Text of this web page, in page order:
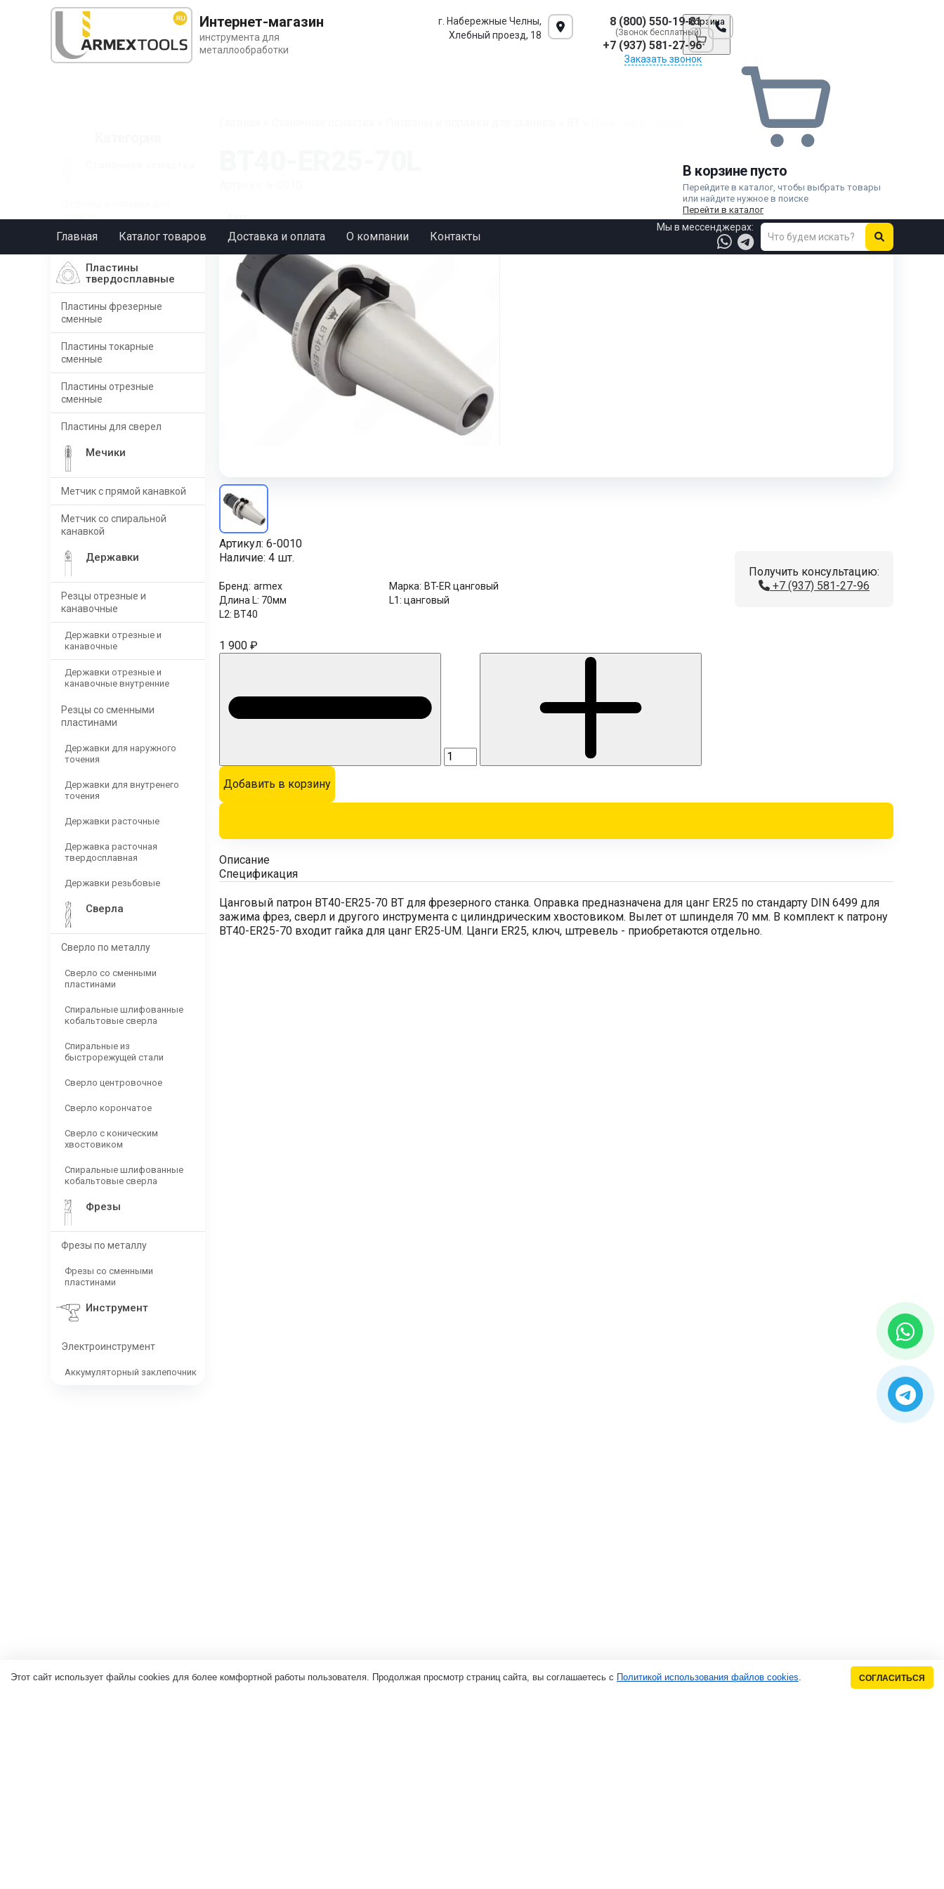
Интернет-магазин
инструмента для
металлообработки
г. Набережные Челны,
Хлебный проезд, 18
8 (800) 550-19-81
(Звонок бесплатный)
+7 (937) 581-27-96
Заказать звонок
Корзина
В корзине пусто
Перейдите в каталог, чтобы выбрать товары
или найдите нужное в поиске
Перейти в каталог
Главная Каталог товаров Доставка и оплата О компании Контакты
Мы в мессенджерах:
BT
Пластины
твердосплавные
Пластины фрезерные
сменные
Пластины токарные
сменные
Пластины отрезные
сменные
Пластины для сверел
Мечики
Метчик с прямой канавкой
Метчик со спиральной
канавкой
Державки
Резцы отрезные и
канавочные
Державки отрезные и
канавочные
Державки отрезные и
канавочные внутренние
Резцы со сменными
пластинами
Державки для наружного
точения
Державки для внутренего
точения
Державки расточные
Державка расточная
твердосплавная
Державки резьбовые
Сверла
Сверло по металлу
Сверло со сменными
пластинами
Спиральные шлифованные
кобальтовые сверла
Спиральные из
быстрорежущей стали
Сверло центровочное
Сверло корончатое
Сверло с коническим
хвостовиком
Спиральные шлифованные
кобальтовые сверла
Фрезы
Фрезы по металлу
Фрезы со сменными
пластинами
Инструмент
Электроинструмент
Аккумуляторный заклепочник
4 шт.
Получить консультацию:
+7 (937) 581-27-96
Артикул: 6-0010
Наличие: 4 шт.
Бренд: armex Марка: BT-ER цанговый
Длина L: 70мм L1: цанговый
L2: BT40
1 900 ₽
Добавить в корзину
Описание
Спецификация
Цанговый патрон BT40-ER25-70 BT для фрезерного станка. Оправка предназначена для цанг ER25 по стандарту DIN 6499 для
зажима фрез, сверл и другого инструмента с цилиндрическим хвостовиком. Вылет от шпинделя 70 мм. В комплект к патрону
BT40-ER25-70 входит гайка для цанг ER25-UM. Цанги ER25, ключ, штревель - приобретаются отдельно.
Этот сайт использует файлы cookies для более комфортной работы пользователя. Продолжая просмотр страниц сайта, вы соглашаетесь с Политикой использования файлов cookies. СОГЛАСИТЬСЯ